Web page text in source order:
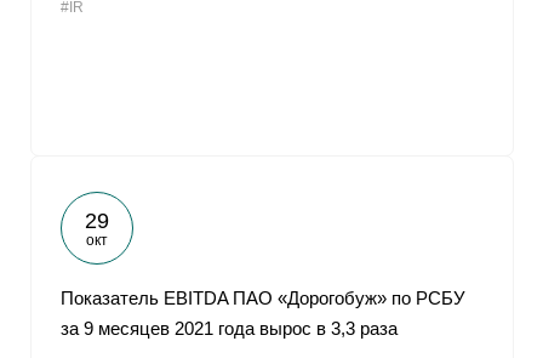
#IR
29
окт
Показатель EBITDA ПАО «Дорогобуж» по РСБУ
за 9 месяцев 2021 года вырос в 3,3 раза